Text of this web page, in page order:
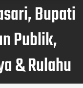
Bupati
Publik,
& Rulahu